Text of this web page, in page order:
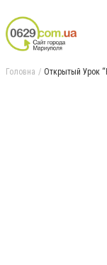
Головна Открытый Урок